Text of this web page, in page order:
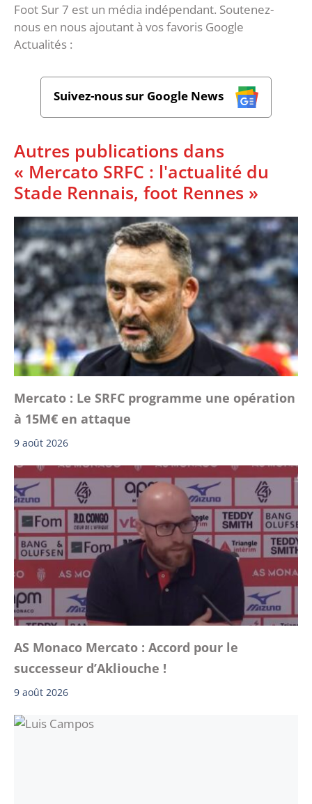
Foot Sur 7 est un média indépendant. Soutenez-
nous en nous ajoutant à vos favoris Google
Actualités :
Suivez-nous sur Google News
Autres publications dans
« Mercato SRFC : l'actualité du
Stade Rennais, foot Rennes »
Mercato : Le SRFC programme une opération
à 15M€ en attaque
9 août 2026
AS Monaco Mercato : Accord pour le
successeur d’Akliouche !
9 août 2026